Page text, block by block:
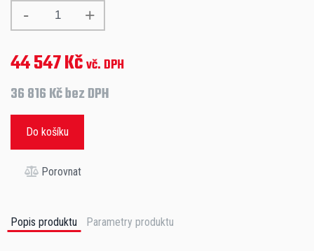
44 547 Kčvč. DPH
36 816 Kč bez DPH
Do košíku
Porovnat
Popis produktu Parametry produktu